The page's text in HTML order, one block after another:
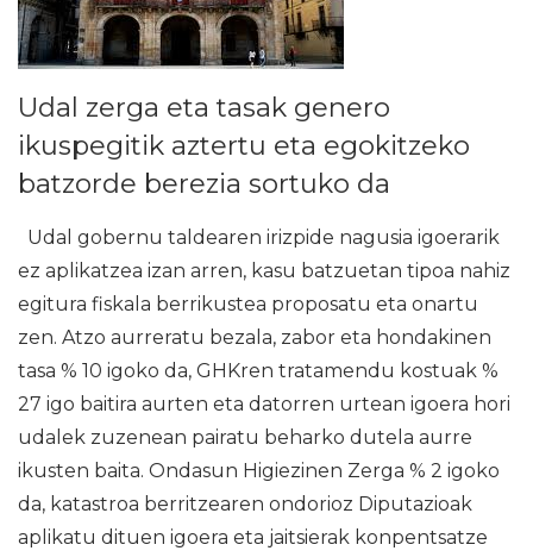
Udal zerga eta tasak genero
ikuspegitik aztertu eta egokitzeko
batzorde berezia sortuko da
Udal gobernu taldearen irizpide nagusia igoerarik
ez aplikatzea izan arren, kasu batzuetan tipoa nahiz
egitura fiskala berrikustea proposatu eta onartu
zen. Atzo aurreratu bezala, zabor eta hondakinen
tasa % 10 igoko da, GHKren tratamendu kostuak %
27 igo baitira aurten eta datorren urtean igoera hori
udalek zuzenean pairatu beharko dutela aurre
ikusten baita. Ondasun Higiezinen Zerga % 2 igoko
da, katastroa berritzearen ondorioz Diputazioak
aplikatu dituen igoera eta jaitsierak konpentsatze